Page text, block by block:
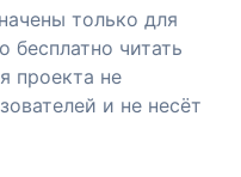
только для
читать
проекта не
и не несёт